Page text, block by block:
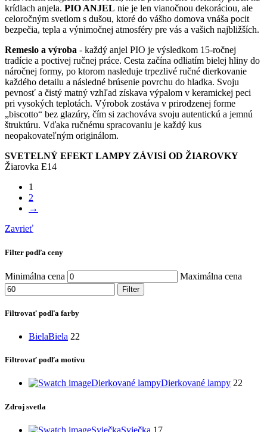
krídlach anjela. PIO ANJEL nie je len vianočnou dekoráciou, ale
celoročným svetlom s dušou, ktoré do vášho domova vnáša pocit
bezpečia, tepla a výnimočnej atmosféry pre vás a vašich najbližších.
Remeslo a výroba - každý anjel PIO je výsledkom 15-ročnej
tradície a poctivej ručnej práce. Cesta začína odliatím bielej hliny do
náročnej formy, po ktorom nasleduje trpezlivé ručné dierkovanie
každého detailu a následné brúsenie povrchu do hladka. Svoju
pevnosť a čistý matný vzhľad získava výpalom v keramickej peci
pri vysokých teplotách. Výrobok zostáva v prirodzenej forme
„biscotto“ bez glazúry, čím si zachováva svoju autentickú a jemnú
štruktúru. Vďaka ručnému spracovaniu je každý kus
neopakovateľným originálom.
SVETELNÝ EFEKT LAMPY ZÁVISÍ OD ŽIAROVKY
Žiarovka E14
1
2
→
Zavrieť
Filter podľa ceny
Minimálna cena Maximálna cena
Filter
Filtrovať podľa farby
BielaBiela 22
Filtrovať podľa motívu
Dierkované lampyDierkované lampy 22
Zdroj svetla
SviečkaSviečka 17